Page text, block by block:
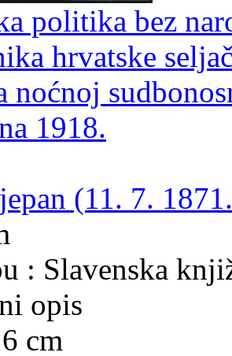
politika bez
hrvatske
noćnoj
1918.
(11. 7.
: Slavenska
opis
cm